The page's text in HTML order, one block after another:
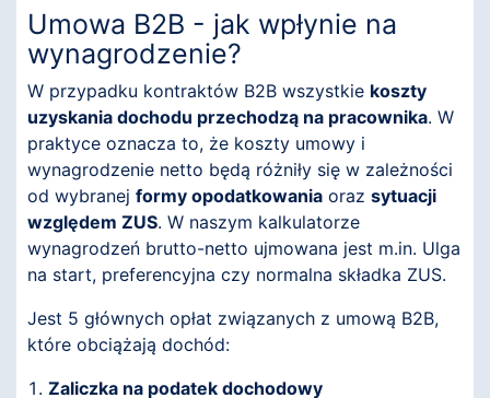
Umowa B2B - jak wpłynie na
wynagrodzenie?
W przypadku kontraktów B2B wszystkie koszty
uzyskania dochodu przechodzą na pracownika. W
praktyce oznacza to, że koszty umowy i
wynagrodzenie netto będą różniły się w zależności
od wybranej formy opodatkowania oraz sytuacji
względem ZUS. W naszym kalkulatorze
wynagrodzeń brutto-netto ujmowana jest m.in. Ulga
na start, preferencyjna czy normalna składka ZUS.
Jest 5 głównych opłat związanych z umową B2B,
które obciążają dochód:
Zaliczka na podatek dochodowy